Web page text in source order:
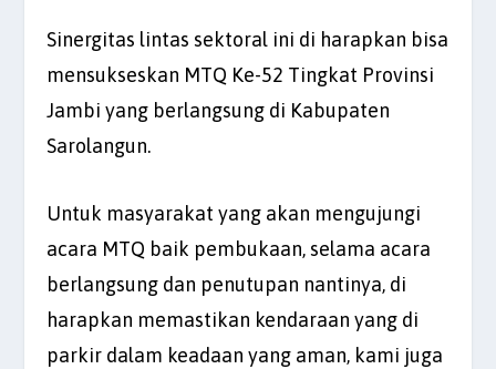
Sinergitas lintas sektoral ini di harapkan bisa
mensukseskan MTQ Ke-52 Tingkat Provinsi
Jambi yang berlangsung di Kabupaten
Sarolangun.
Untuk masyarakat yang akan mengujungi
acara MTQ baik pembukaan, selama acara
berlangsung dan penutupan nantinya, di
harapkan memastikan kendaraan yang di
parkir dalam keadaan yang aman, kami juga